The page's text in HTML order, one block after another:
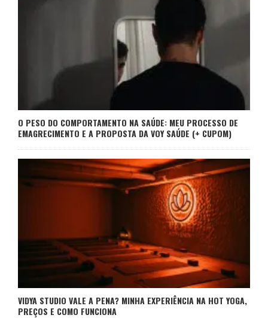
O PESO DO COMPORTAMENTO NA SAÚDE: MEU PROCESSO DE
EMAGRECIMENTO E A PROPOSTA DA VOY SAÚDE (+ CUPOM)
VIDYA STUDIO VALE A PENA? MINHA EXPERIÊNCIA NA HOT YOGA,
PREÇOS E COMO FUNCIONA